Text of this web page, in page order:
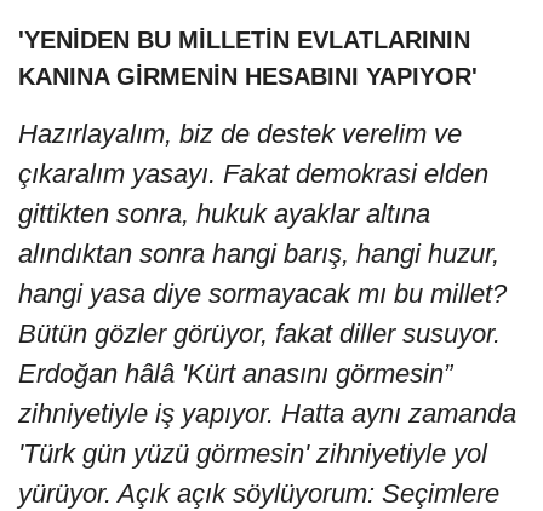
'YENİDEN BU MİLLETİN EVLATLARININ
KANINA GİRMENİN HESABINI YAPIYOR'
Hazırlayalım, biz de destek verelim ve
çıkaralım yasayı. Fakat demokrasi elden
gittikten sonra, hukuk ayaklar altına
alındıktan sonra hangi barış, hangi huzur,
hangi yasa diye sormayacak mı bu millet?
Bütün gözler görüyor, fakat diller susuyor.
Erdoğan hâlâ 'Kürt anasını görmesin”
zihniyetiyle iş yapıyor. Hatta aynı zamanda
'Türk gün yüzü görmesin' zihniyetiyle yol
yürüyor. Açık açık söylüyorum: Seçimlere